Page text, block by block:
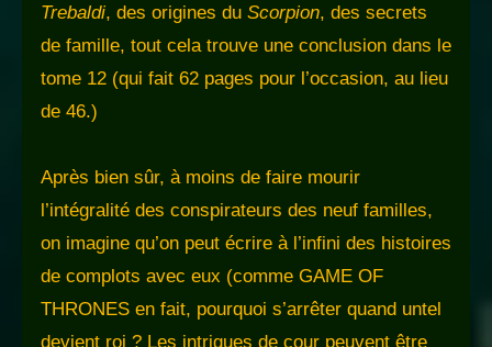
Trebaldi, des origines du Scorpion, des secrets
de famille, tout cela trouve une conclusion dans le
tome 12 (qui fait 62 pages pour l’occasion, au lieu
de 46.)
Après bien sûr, à moins de faire mourir
l’intégralité des conspirateurs des neuf familles,
on imagine qu’on peut écrire à l’infini des histoires
de complots avec eux (comme GAME OF
THRONES en fait, pourquoi s’arrêter quand untel
devient roi ? Les intrigues de cour peuvent être